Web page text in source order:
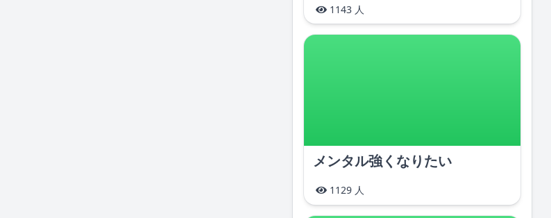
1143 人
メンタル強くなりたい
1129 人